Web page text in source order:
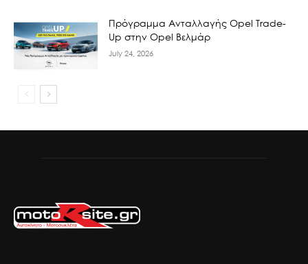
Πρόγραμμα Ανταλλαγής Opel Trade-
Up στην Opel Βελμάρ
July 24, 2026